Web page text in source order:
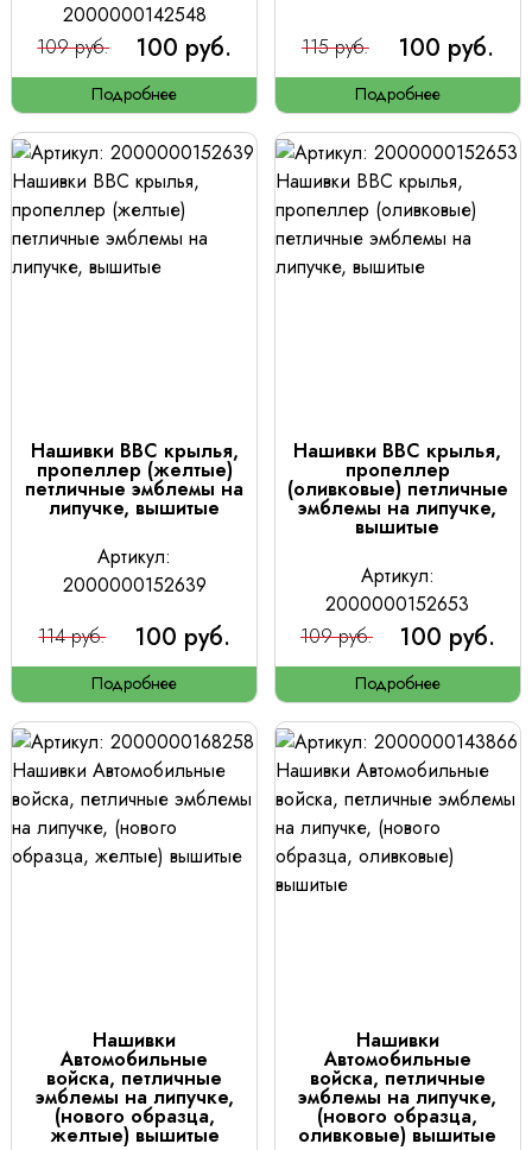
2000000142548
109 руб.
100 руб.
Подробнее
115 руб. 100 руб.
Подробнее
Нашивки ВВС крылья,
пропеллер (желтые)
петличные эмблемы на
липучке, вышитые
Артикул:
2000000152639
114 руб.
100 руб.
Подробнее
Нашивки ВВС крылья,
пропеллер
(оливковые) петличные
эмблемы на липучке,
вышитые
Артикул:
2000000152653
109 руб.
100 руб.
Подробнее
Нашивки
Автомобильные
войска, петличные
эмблемы на липучке,
(нового образца,
желтые) вышитые
Нашивки
Автомобильные
войска, петличные
эмблемы на липучке,
(нового образца,
оливковые) вышитые